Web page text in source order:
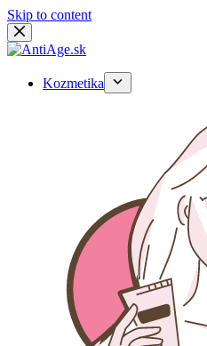
Skip to content
Kozmetika